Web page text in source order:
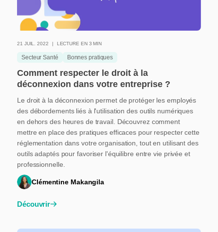
21 JUIL. 2022 LECTURE EN 3 MIN
Secteur Santé Bonnes pratiques
Comment respecter le droit à la
déconnexion dans votre entreprise ?
Le droit à la déconnexion permet de protéger les employés
des débordements liés à l'utilisation des outils numériques
en dehors des heures de travail. Découvrez comment
mettre en place des pratiques efficaces pour respecter cette
réglementation dans votre organisation, tout en utilisant des
outils adaptés pour favoriser l'équilibre entre vie privée et
professionnelle.
Clémentine Makangila
Découvrir